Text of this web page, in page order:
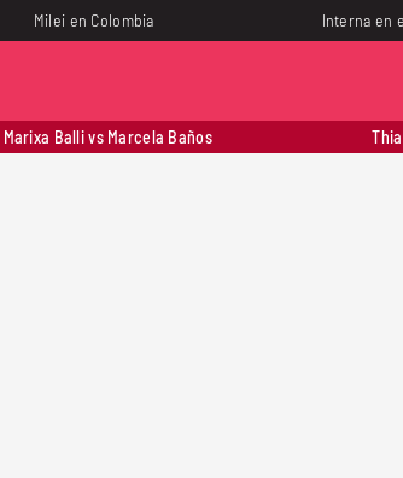
Milei en Colombia Interna en
Marixa Balli vs Marcela Baños